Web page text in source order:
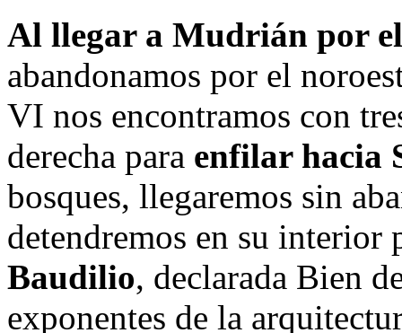
Al llegar a Mudrián por
abandonamos por el
VI nos encontramos con
derecha para enfilar hacia
bosques, llegaremos sin
detendremos en su interior
Baudilio, declarada Bien
exponentes de la